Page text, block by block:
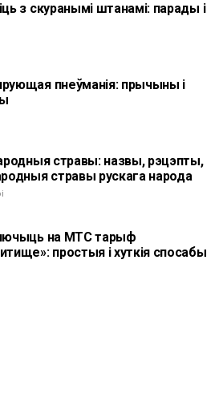
з скуранымі штанамі: парады і
пнеўманія: прычыны і
стравы: назвы, рэцэпты,
стравы рускага народа
на МТС тарыф
простыя і хуткія спосабы